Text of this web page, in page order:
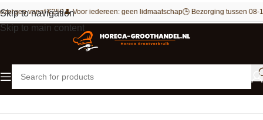
Skip to navigation
Skip to main content
vanaf €250👤 Voor iedereen: geen lidmaatschap🕒 Bezorging tussen 08-
Home Kruidenboter